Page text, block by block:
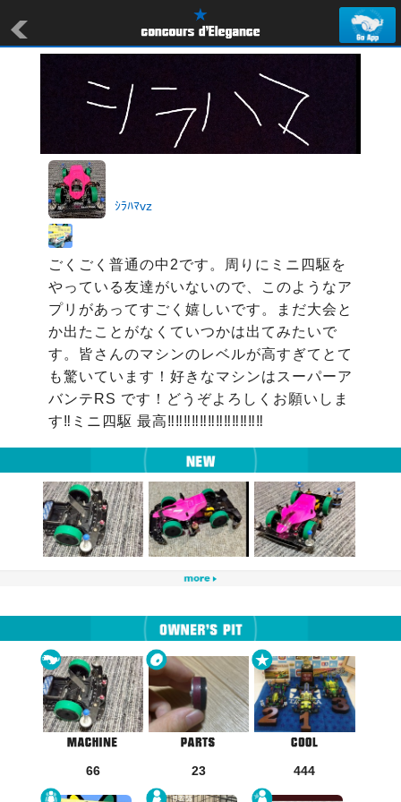
ｼﾗﾊﾏvz
ごくごく普通の中2です。周りにミニ四駆を
やっている友達がいないので、このようなア
プリがあってすごく嬉しいです。まだ大会と
か出たことがなくていつかは出てみたいで
す。皆さんのマシンのレベルが高すぎてとて
も驚いています！好きなマシンはスーパーア
バンテRS です！どうぞよろしくお願いしま
す‼ミニ四駆 最高‼‼‼‼‼‼‼‼‼‼‼‼
66 23 444